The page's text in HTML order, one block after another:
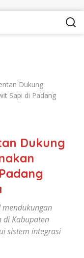
Dukung
Sapi di Padang
Dukung
mendukungan
di Kabupaten
sistem integrasi